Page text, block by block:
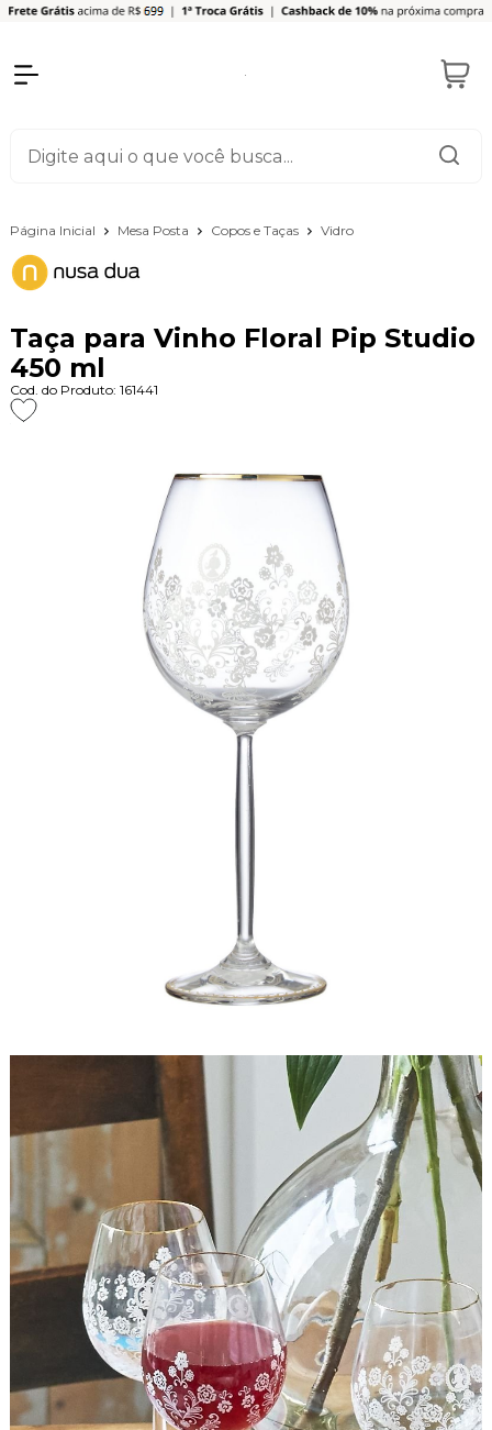
Página Inicial Mesa Posta Copos e Taças Vidro
Taça para Vinho Floral Pip Studio
450 ml
Cod. do Produto: 161441